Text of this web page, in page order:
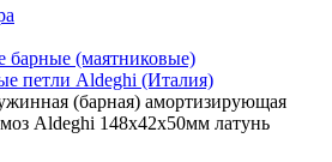
(маятниковые)
петли Aldeghi (Италия)
(барная) амортизирующая
Aldeghi 148x42x50мм латунь